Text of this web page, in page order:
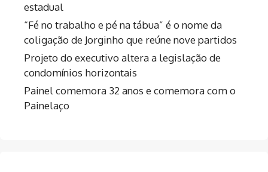
estadual
“Fé no trabalho e pé na tábua” é o nome da
coligação de Jorginho que reúne nove partidos
Projeto do executivo altera a legislação de
condomínios horizontais
Painel comemora 32 anos e comemora com o
Painelaço